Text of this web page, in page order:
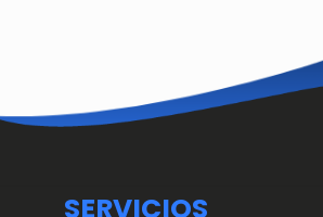
SERVICIOS